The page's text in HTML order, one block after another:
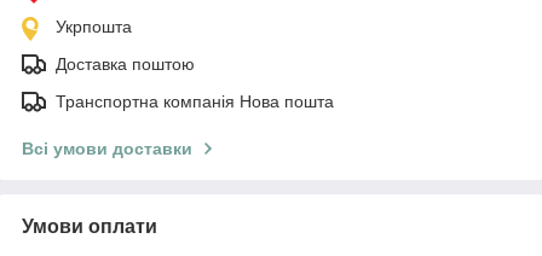
Укрпошта
Доставка поштою
Транспортна компанія Нова пошта
Всі умови доставки
Умови оплати